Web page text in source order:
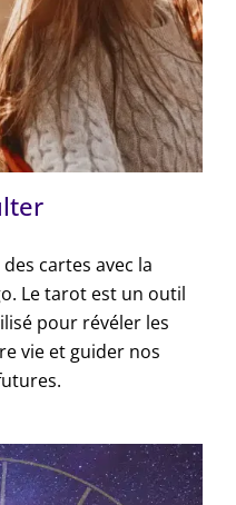
cartes avec la
Le tarot est un outil
pour révéler les
vie et guider nos